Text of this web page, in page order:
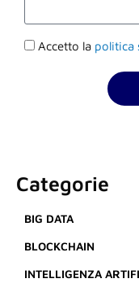
Accettazione
Accetto la politica
Categorie
BIG DATA
BLOCKCHAIN
INTELLIGENZA